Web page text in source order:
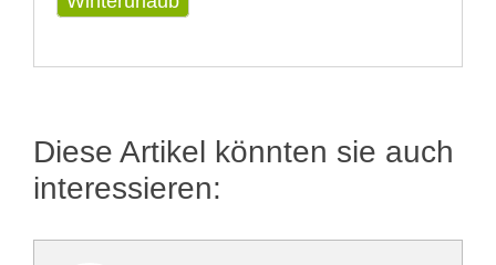
Diese Artikel könnten sie auch
interessieren: